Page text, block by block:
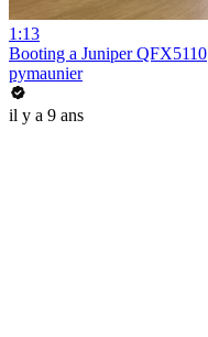
1:13
Booting a Juniper QFX5110
pymaunier
il y a 9 ans